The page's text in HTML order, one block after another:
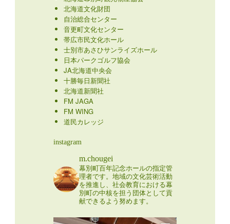
幕別町役場
北海道幕別町観光物産協会
北海道文化財団
自治総合センター
音更町文化センター
帯広市民文化ホール
士別市あさひサンライズホール
日本パークゴルフ協会
JA北海道中央会
十勝毎日新聞社
北海道新聞社
FM JAGA
道民カレッジ
instagram
m.chougei
幕別町百年記念ホールの指定管
理者です。地域の文化芸術活動
を推進し、社会教育における幕
献できるよう努めます。